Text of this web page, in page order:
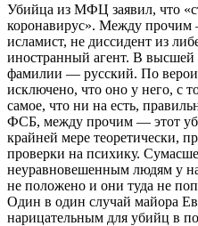
Убийца из МФЦ заявил, что
коронавирус». Между прочим
исламист, не диссидент из
иностранный агент. В высшей
фамилии — русский. По
исключено, что оно у него, с
самое, что ни на есть,
ФСБ, между прочим — этот
крайней мере теоретически,
проверки на психику.
неуравновешенным людям у
не положено и они туда не
Один в один случай майора
нарицательным для убийц в